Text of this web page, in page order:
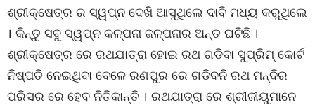
ଶ୍ରୀକ୍ଷେତ୍ର ର ସ୍ୱପ୍ନ ଦେଖି ଆସୁଥିଲେ ଦାବି ମଧ୍ୟ କରୁଥିଲେ
। କିନ୍ତୁ ସବୁ ସ୍ୱପ୍ନ କଳ୍ପନା ଜଳ୍ପନାର ଅନ୍ତ ଘଟିଛି ।
ଶ୍ରୀକ୍ଷେତ୍ର ରେ ରଥଯାତ୍ରା ହୋଇ ରଥ ଗଡିବା ସୁପ୍ରିମ୍ କୋର୍ଟ
ନିଷ୍ପତି ନେଇଥିବା ବେଳେ ରଣପୁର ରେ ଗଡିବନି ରଥ ମନ୍ଦିର
ପରିସର ରେ ହେବ ନିତିକାନ୍ତି । ରଥଯାତ୍ରା ରେ ଶ୍ରୀଜୀୟୁମାନେ